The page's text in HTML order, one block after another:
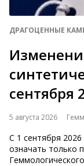
ДРАГОЦЕННЫЕ
сентября
5 августа 2026
С 1 сентября
означать только